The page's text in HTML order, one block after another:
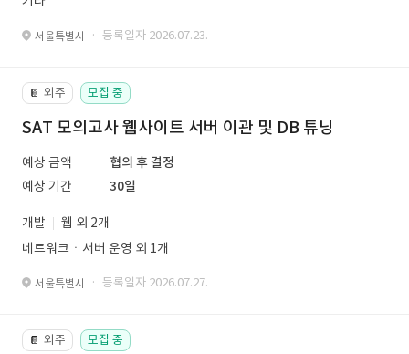
서울특별시 · 등록일자 2026.07.23.
📔 외주 모집 중
SAT 모의고사 웹사이트 서버 이관 및 DB 튜닝
예상 금액
협의 후 결정
예상 기간
30일
개발
웹 외 2개
네트워크ㆍ서버 운영 외 1개
서울특별시 · 등록일자 2026.07.27.
📔 외주 모집 중